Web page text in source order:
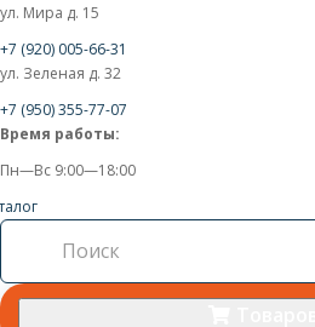
ул. Мира д. 15
+7 (920) 005-66-31
ул. Зеленая д. 32
+7 (950) 355-77-07
Время работы:
Пн—Вс 9:00—18:00